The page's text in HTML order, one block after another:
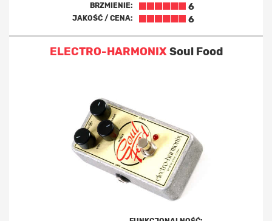
BRZMIENIE: 6
JAKOŚĆ / CENA: 6
ELECTRO-HARMONIXSoul Food